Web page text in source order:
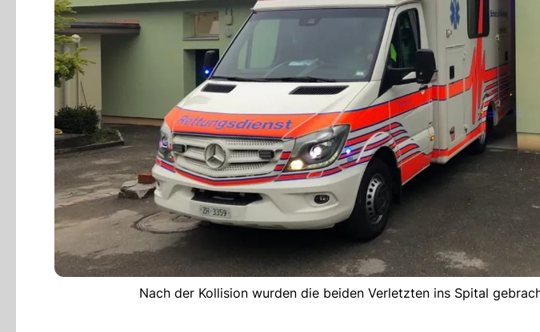
Nach der Kollision wurden die beiden Verletzten ins Spital